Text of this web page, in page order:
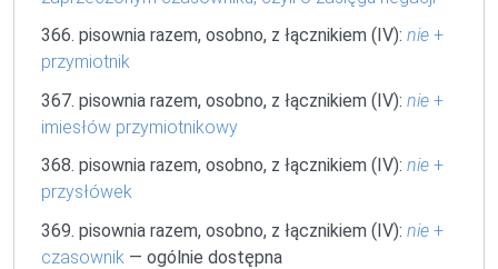
366. pisownia razem, osobno, z łącznikiem (IV): nie +
przymiotnik
367. pisownia razem, osobno, z łącznikiem (IV): nie +
imiesłów przymiotnikowy
368. pisownia razem, osobno, z łącznikiem (IV): nie +
przysłówek
369. pisownia razem, osobno, z łącznikiem (IV): nie +
czasownik — ogólnie dostępna